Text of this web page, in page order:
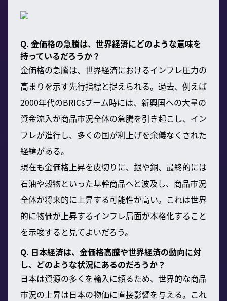
Q. 金価格の急騰は、世界経済にどのような意味を
持っているだろうか？
金価格の急騰は、世界経済におけるインフレ圧力の
高まりを示す先行指標と捉えられる。過去、例えば
2000年代のBRICsブーム時には、新興国への大量の
資金流入が商品市況全体の急騰を引き起こし、イン
フレが進行し、多くの国が利上げを余儀なくされた
経緯がある。
現在も金価格上昇を皮切りに、銀や銅、最終的には
石油や穀物といった基幹商品へと波及し、商品市況
全体が将来的に上昇する可能性が高い。これは世界
的に物価が上昇するインフレ局面が本格化すること
を示唆すると見てよいだろう。
Q. 日本経済は、金価格高騰や世界経済の動向に対
し、どのような状況にあるのだろうか？
日本は資源の多くを輸入に頼るため、世界的な商品
市況の上昇は日本の物価に直接影響を与える。これ